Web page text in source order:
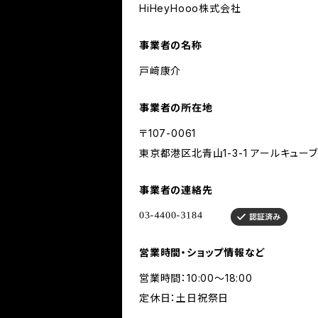
HiHeyHooo株式会社
事業者の名称
戸﨑康介
事業者の所在地
〒107-0061
東京都港区北青山1-3-1 アールキュー
事業者の連絡先
営業時間・ショップ情報など
営業時間：10:00～18:00
定休日：土日祝祭日